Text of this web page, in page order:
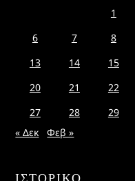
1
6
7 8
13
14 15
20
21 22
27
28 29
« Δεκ
Φεβ »
ΙΣΤΟΡΙΚΌ